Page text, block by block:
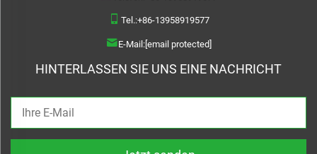
Tel.:+86-13958919577
E-Mail: [email protected]
HINTERLASSEN SIE UNS EINE NACHRICHT